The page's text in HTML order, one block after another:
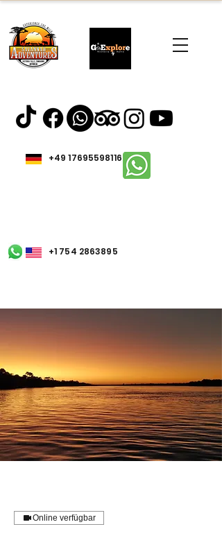
+49 17695598116
+1 754 2863895
Online verfügbar